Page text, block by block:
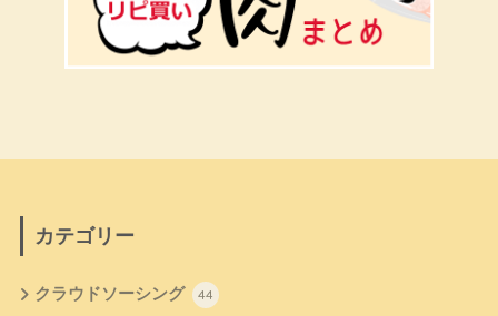
カテゴリー
クラウドソーシング 44